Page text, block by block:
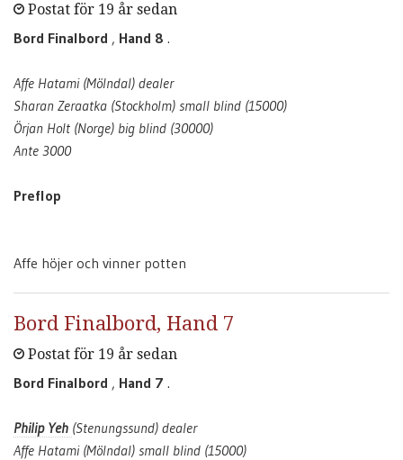
Postat för 19 år sedan
Bord Finalbord , Hand 8 .
Affe Hatami (Mölndal) dealer
Sharan Zeraatka (Stockholm) small blind (15000)
Örjan Holt (Norge) big blind (30000)
Ante 3000
Preflop
Affe höjer och vinner potten
Bord Finalbord, Hand 7
Postat för 19 år sedan
Bord Finalbord , Hand 7 .
Philip Yeh (Stenungssund) dealer
Affe Hatami (Mölndal) small blind (15000)